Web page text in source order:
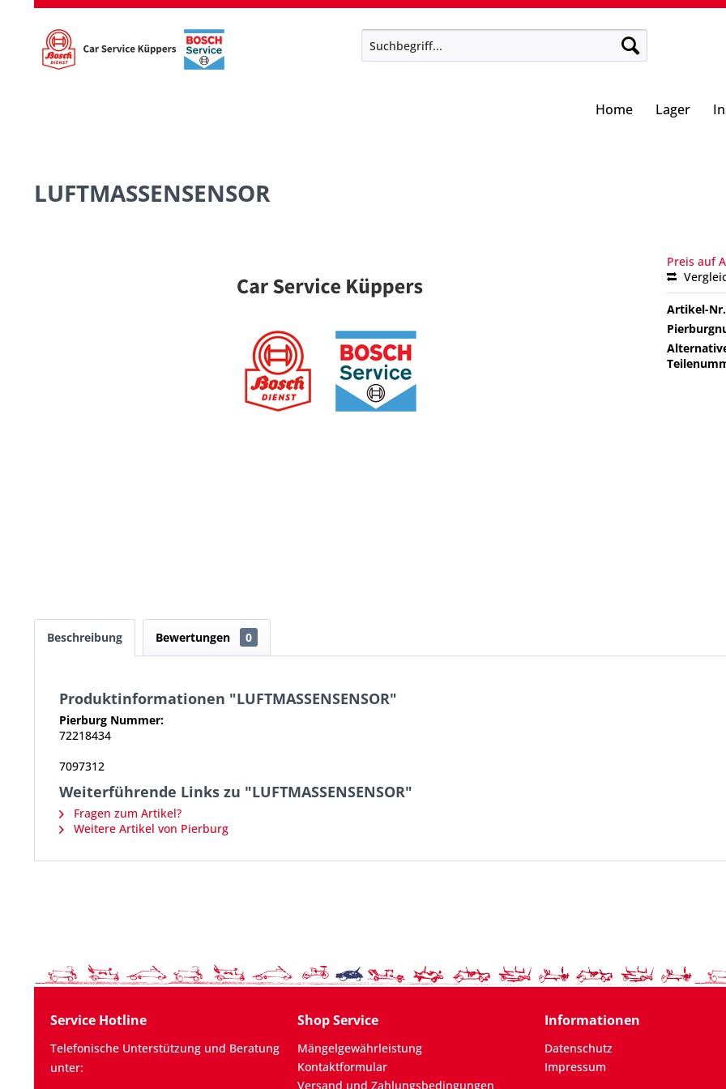
Home Lager
LUFTMASSENSENSOR
Preis auf
Artikel-
Beschreibung Bewertungen 0
Produktinformationen "LUFTMASSENSENSOR"
Pierburg Nummer:
72218434
7097312
Weiterführende Links zu "LUFTMASSENSENSOR"
Fragen zum Artikel?
Weitere Artikel von Pierburg
Service Hotline
Telefonische Unterstützung und Beratung
unter:
Shop Service
Mängelgewährleistung
Kontaktformular
Versand und Zahlungsbedingungen
Informationen
Datenschutz
Impressum